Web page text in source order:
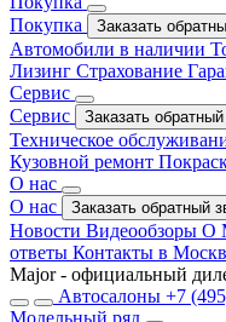
Покупка
Заказать
Автомобили в наличии
Лизинг Страхование
Сервис
Сервис
Заказать
Техническое
Кузовной ремонт
О нас
О нас
Заказать обратный
Новости Видеообзоры О
ответы Контакты в
Major - официальный
Автосалоны +7
Модельный ряд